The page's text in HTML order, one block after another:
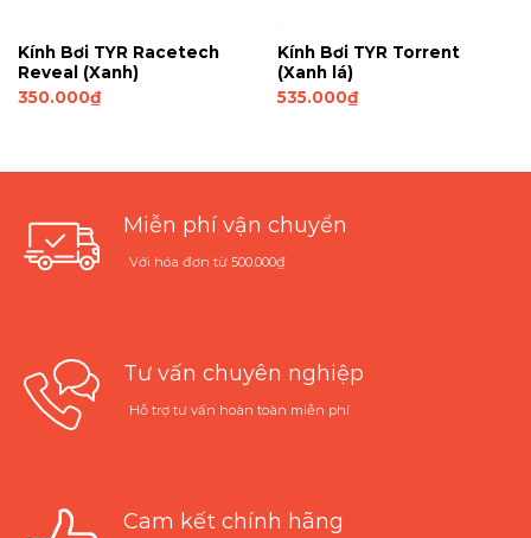
Kính Bơi TYR Racetech
Reveal (Xanh)
350.000₫
Kính Bơi TYR Torrent
(Xanh lá)
535.000₫
Miễn phí vận chuyển
Với hóa đơn từ 500.000₫
Tư vấn chuyên nghiệp
Hỗ trợ tư vấn hoàn toàn miễn phí
Cam kết chính hãng